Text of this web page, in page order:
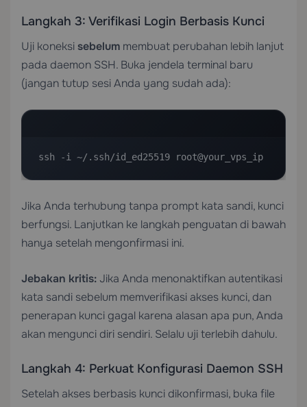
Langkah 3: Verifikasi Login Berbasis Kunci
Uji koneksi sebelum membuat perubahan lebih lanjut
pada daemon SSH. Buka jendela terminal baru
(jangan tutup sesi Anda yang sudah ada):
ssh -i ~/.ssh/id_ed25519 root@your_vps_ip
Jika Anda terhubung tanpa prompt kata sandi, kunci
berfungsi. Lanjutkan ke langkah penguatan di bawah
hanya setelah mengonfirmasi ini.
Jebakan kritis: Jika Anda menonaktifkan autentikasi
kata sandi sebelum memverifikasi akses kunci, dan
penerapan kunci gagal karena alasan apa pun, Anda
akan mengunci diri sendiri. Selalu uji terlebih dahulu.
Langkah 4: Perkuat Konfigurasi Daemon SSH
Setelah akses berbasis kunci dikonfirmasi, buka file